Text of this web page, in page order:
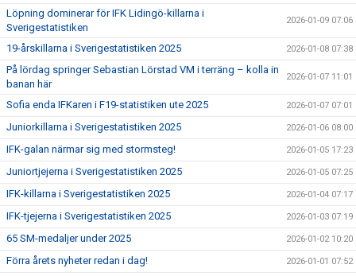
Löpning dominerar för IFK Lidingö-killarna i
Sverigestatistiken
2026-01-09 07:06
19-årskillarna i Sverigestatistiken 2025 2026-01-08 07:38
På lördag springer Sebastian Lörstad VM i terräng – kolla in
banan här
2026-01-07 11:01
Sofia enda IFKaren i F19-statistiken ute 2025 2026-01-07 07:01
Juniorkillarna i Sverigestatistiken 2025 2026-01-06 08:00
IFK-galan närmar sig med stormsteg! 2026-01-05 17:23
Juniortjejerna i Sverigestatistiken 2025 2026-01-05 07:25
IFK-killarna i Sverigestatistiken 2025 2026-01-04 07:17
IFK-tjejerna i Sverigestatistiken 2025 2026-01-03 07:19
65 SM-medaljer under 2025 2026-01-02 10:20
Förra årets nyheter redan i dag! 2026-01-01 07:52